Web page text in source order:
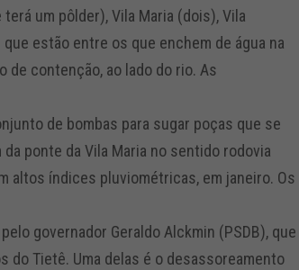
um pôlder), Vila Maria (dois), Vila
estão entre os que enchem de água na
de contenção, ao lado do rio. As
de bombas para sugar poças que se
ponte da Vila Maria no sentido rodovia
altos índices pluviométricas, em janeiro. Os
governador Geraldo Alckmin (PSDB), que
Tietê. Uma delas é o desassoreamento